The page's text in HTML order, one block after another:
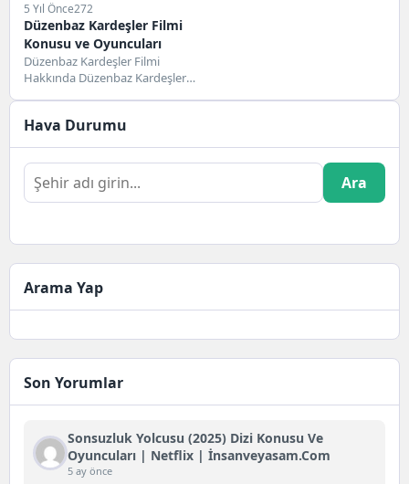
5 Yıl Önce272
Düzenbaz Kardeşler Filmi
Konusu ve Oyuncuları
Düzenbaz Kardeşler Filmi
Hakkında Düzenbaz Kardeşler
Hava Durumu
Ara
Arama Yap
Son Yorumlar
Sonsuzluk Yolcusu (2025) Dizi Konusu Ve
Oyuncuları | Netflix | İnsanveyasam.com
5 ay önce